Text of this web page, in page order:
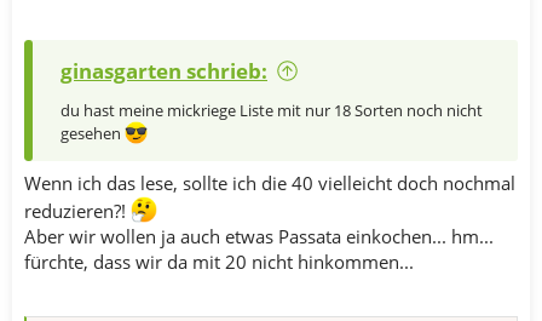
ginasgarten schrieb:
du hast meine mickriege Liste mit nur 18 Sorten noch nicht
gesehen
Wenn ich das lese, sollte ich die 40 vielleicht doch nochmal
reduzieren?!
Aber wir wollen ja auch etwas Passata einkochen... hm...
fürchte, dass wir da mit 20 nicht hinkommen...